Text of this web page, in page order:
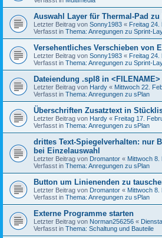
Auswahl Layer für Thermal-Pad
Letzter Beitrag von Sonny1983 « Freitag 24.
Verfasst in Thema: Anregungen zu Sprint-
Versehentliches Verschieben von
Letzter Beitrag von Sonny1983 « Freitag 24.
Verfasst in Thema: Anregungen zu Sprint-
Dateiendung .spl8 in <FILENAME>
Letzter Beitrag von Hardy « Mittwoch 22.
Verfasst in Thema: Anregungen zu sPlan
Überschriften Zusatztext in
Letzter Beitrag von Hardy « Freitag 17.
Verfasst in Thema: Anregungen zu sPlan
drittes Text-Spiegelverhalten: nur
bei Einzelauswahl
Letzter Beitrag von Dromantor « Mittwoch 8.
Verfasst in Thema: Anregungen zu sPlan
Button um Linienenden zu
Letzter Beitrag von Dromantor « Mittwoch 8.
Verfasst in Thema: Anregungen zu sPlan
Externe Programme starten
Letzter Beitrag von Norman256256 «
Verfasst in Thema: Schaltung und Bauteile